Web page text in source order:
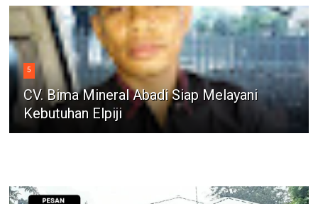
5
CV. Bima Mineral Abadi Siap Melayani
Kebutuhan Elpiji